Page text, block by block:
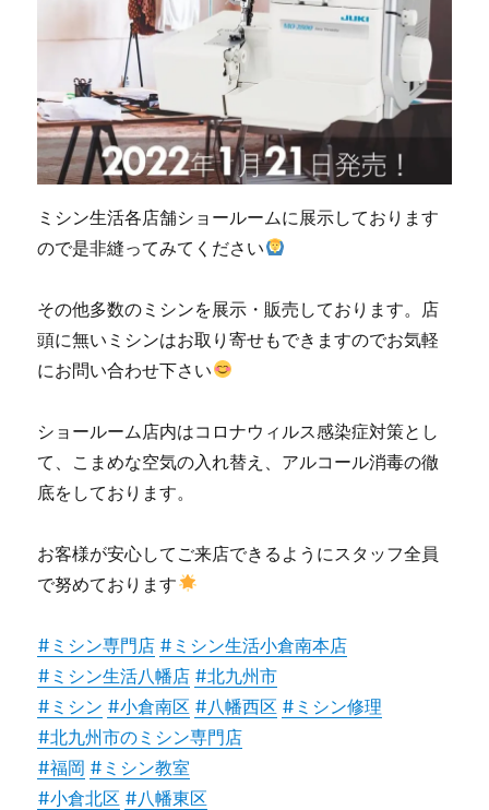
ミシン生活各店舗ショールームに展示しております
ので是非縫ってみてください
その他多数のミシンを展示・販売しております。店
頭に無いミシンはお取り寄せもできますのでお気軽
にお問い合わせ下さい
ショールーム店内はコロナウィルス感染症対策とし
て、こまめな空気の入れ替え、アルコール消毒の徹
底をしております。
お客様が安心してご来店できるようにスタッフ全員
で努めております
#ミシン専門店 #ミシン生活小倉南本店
#ミシン生活八幡店 #北九州市
#ミシン #小倉南区 #八幡西区 #ミシン修理
#北九州市のミシン専門店
#福岡 #ミシン教室
#小倉北区 #八幡東区